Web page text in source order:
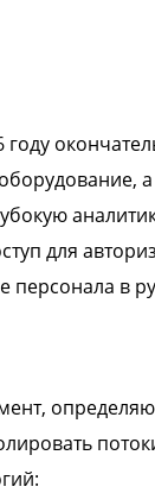
для
персонала в